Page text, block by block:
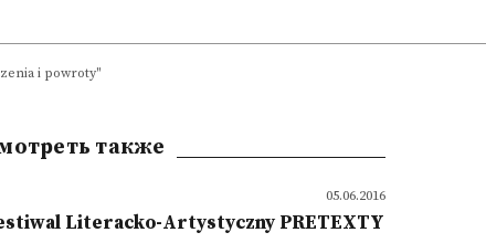
i powroty"
также
05.06.2016
Literacko-Artystyczny PRETEXTY